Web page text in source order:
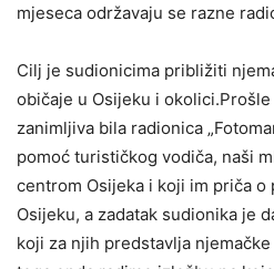
mjeseca održavaju se razne
Cilj je sudionicima približiti
običaje u Osijeku i
zanimljiva bila radionica
pomoć turističkog vodiča, naši
centrom Osijeka i koji im priča o
Osijeku, a zadatak sudionika je
koji za njih predstavlja